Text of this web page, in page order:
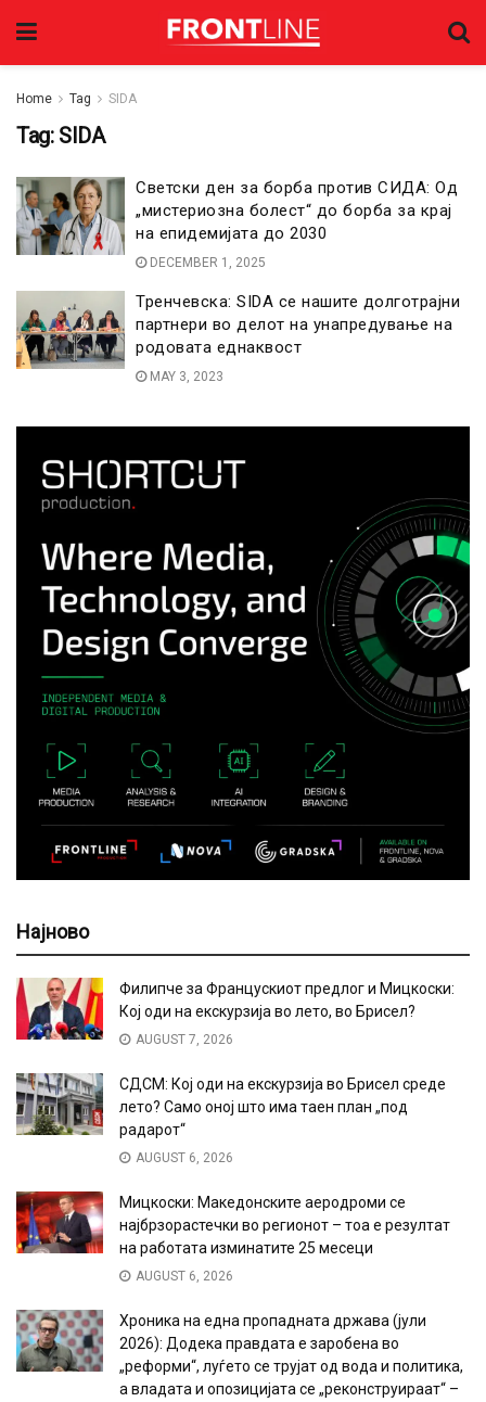
Home Tag SIDA
Tag: SIDA
Светски ден за борба против СИДА: Од
„мистериозна болест“ до борба за крај
на епидемијата до 2030
DECEMBER 1, 2025
Тренчевска: SIDA се нашите долготрајни
партнери во делот на унапредување на
родовата еднаквост
MAY 3, 2023
Најново
Филипче за Францускиот предлог и Мицкоски:
Кој оди на екскурзија во лето, во Брисел?
AUGUST 7, 2026
СДСМ: Кој оди на екскурзија во Брисел среде
лето? Само оној што има таен план „под
радарот“
AUGUST 6, 2026
Мицкоски: Македонските аеродроми се
најбрзорастечки во регионот – тоа е резултат
на работата изминатите 25 месеци
AUGUST 6, 2026
Хроника на една пропадната држава (јули
2026): Додека правдата е заробена во
„реформи“, луѓето се трујат од вода и политика,
а владата и опозицијата се „реконструираат“ –